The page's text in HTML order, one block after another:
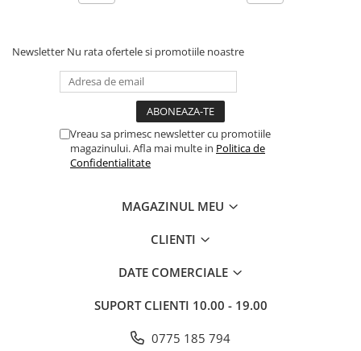
Răcire:
Sistem pornire:Electric
Putere constructivă:38 CP
Newsletter Nu rata ofertele si promotiile noastre
Vreau sa primesc newsletter cu promotiile
magazinului. Afla mai multe in Politica de
Confidentialitate
MAGAZINUL MEU
CLIENTI
DATE COMERCIALE
SUPORT CLIENTI 10.00 - 19.00
0775 185 794